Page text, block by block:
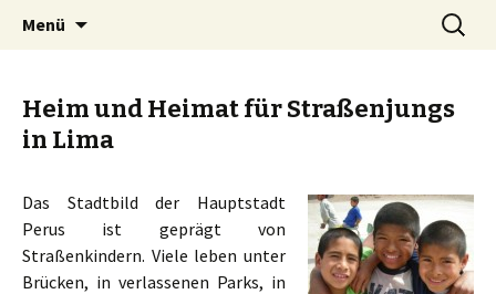
Oberle-Stiftung
Menschen für Menschen
Menü
Suchen
nach:
Heim und Heimat für Straßenjungs
in Lima
Das Stadtbild der Hauptstadt
Perus ist geprägt von
Straßenkindern. Viele leben unter
Brücken, in verlassenen Parks, in